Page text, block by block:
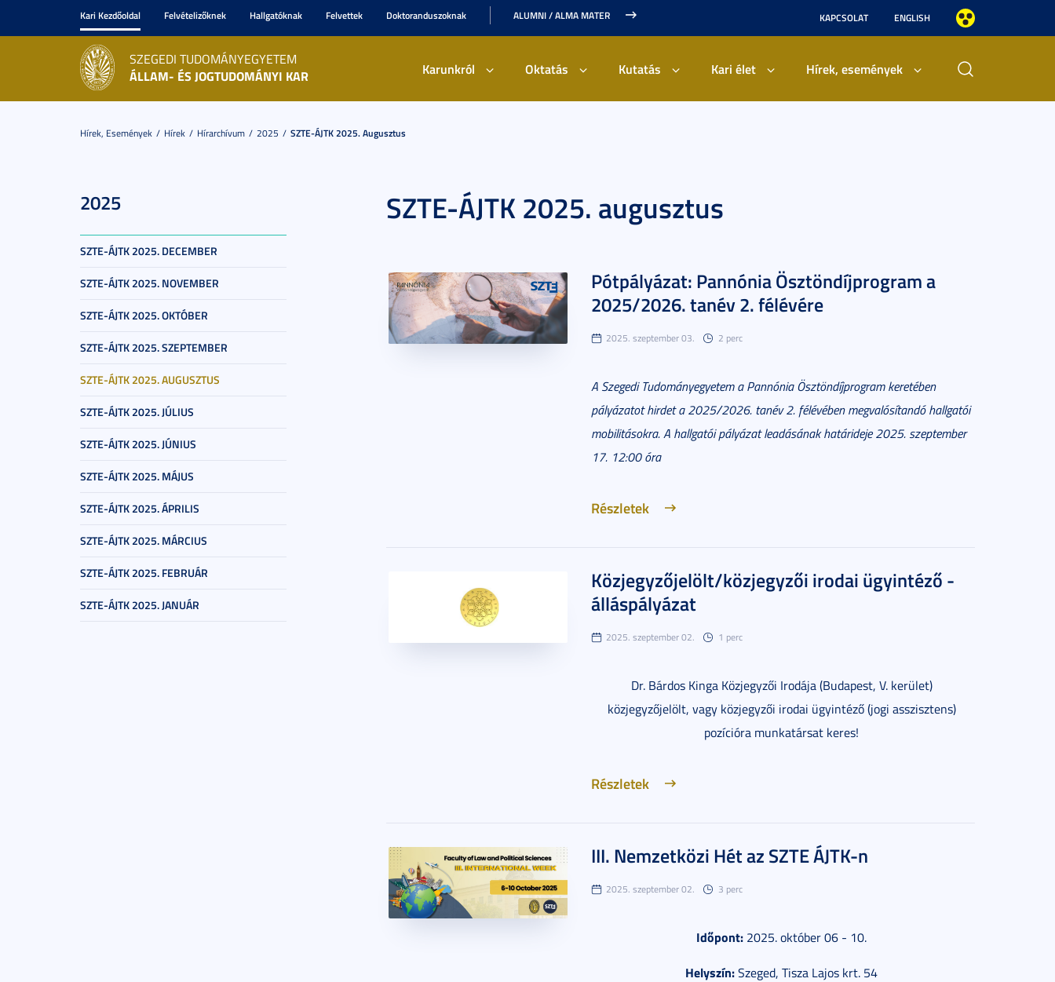
Kari Kezdőoldal Felvételizőknek Hallgatóknak Felvettek Doktoranduszoknak ALUMNI / ALMA MATER KAPCSOLAT ENGLISH
SZEGEDI TUDOMÁNYEGYETEM
ÁLLAM- ÉS JOGTUDOMÁNYI KAR Karunkról Oktatás Kutatás Kari élet Hírek, események
Hírek, Események Hírek Hírarchívum 2025 SZTE-ÁJTK 2025. Augusztus
2025
SZTE-ÁJTK 2025. DECEMBER
SZTE-ÁJTK 2025. NOVEMBER
SZTE-ÁJTK 2025. OKTÓBER
SZTE-ÁJTK 2025. SZEPTEMBER
SZTE-ÁJTK 2025. AUGUSZTUS
SZTE-ÁJTK 2025. JÚLIUS
SZTE-ÁJTK 2025. JÚNIUS
SZTE-ÁJTK 2025. MÁJUS
SZTE-ÁJTK 2025. ÁPRILIS
SZTE-ÁJTK 2025. MÁRCIUS
SZTE-ÁJTK 2025. FEBRUÁR
SZTE-ÁJTK 2025. JANUÁR
SZTE-ÁJTK 2025. augusztus
Pótpályázat: Pannónia Ösztöndíjprogram a
2025/2026. tanév 2. félévére
2025. szeptember 03. 2 perc
A Szegedi Tudományegyetem a Pannónia Ösztöndíjprogram keretében
pályázatot hirdet a 2025/2026. tanév 2. félévében megvalósítandó hallgatói
mobilitásokra. A hallgatói pályázat leadásának határideje 2025. szeptember
17. 12:00 óra
Részletek
Közjegyzőjelölt/közjegyzői irodai ügyintéző -
álláspályázat
2025. szeptember 02. 1 perc
Dr. Bárdos Kinga Közjegyzői Irodája (Budapest, V. kerület)
közjegyzőjelölt, vagy közjegyzői irodai ügyintéző (jogi asszisztens)
pozícióra munkatársat keres!
Részletek
III. Nemzetközi Hét az SZTE ÁJTK-n
2025. szeptember 02. 3 perc
Időpont: 2025. október 06 - 10.
Helyszín:Szeged, Tisza Lajos krt. 54